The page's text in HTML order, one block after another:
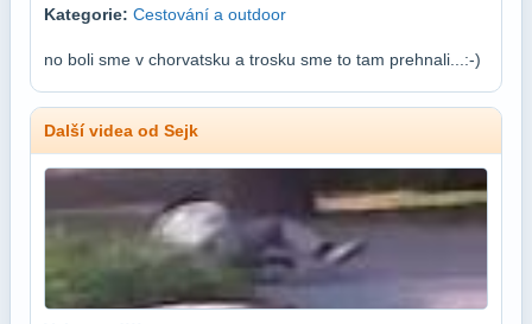
Kategorie: Cestování a outdoor
no boli sme v chorvatsku a trosku sme to tam prehnali...:-)
Další videa od Sejk